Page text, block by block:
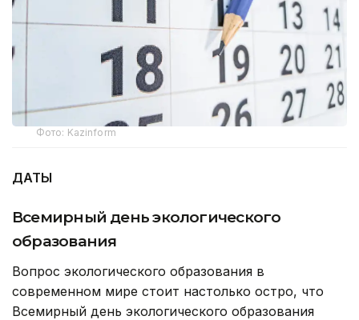
Фото: Kazinform
ДАТЫ
Всемирный день экологического
образования
Вопрос экологического образования в
современном мире стоит настолько остро, что
Всемирный день экологического образования